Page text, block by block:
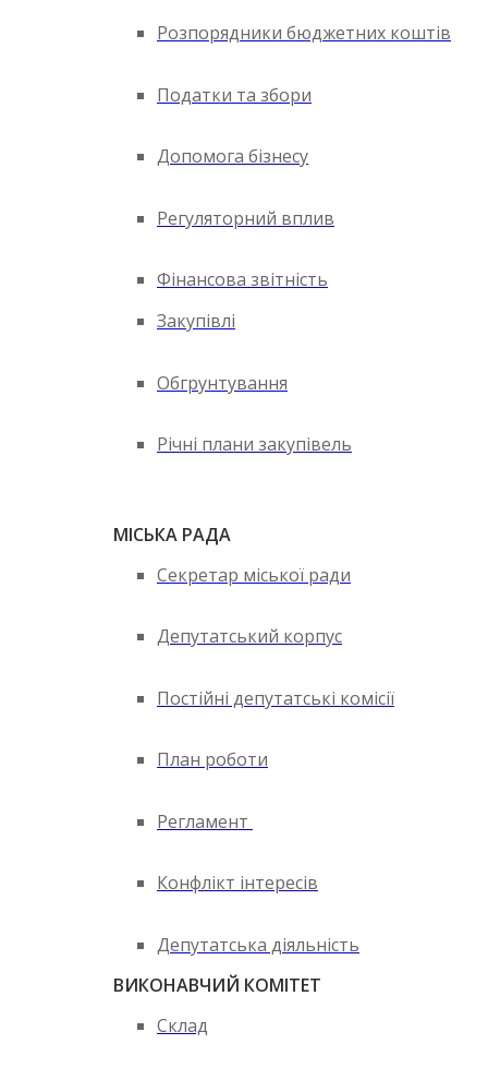
Розпорядники бюджетних коштів
Податки та збори
Допомога бізнесу
Регуляторний вплив
Фінансова звітність
Закупівлі
Обгрунтування
Річні плани закупівель
МІСЬКА РАДА
Секретар міської ради
Депутатський корпус
Постійні депутатські комісії
План роботи
Регламент
Конфлікт інтересів
Депутатська діяльність
ВИКОНАВЧИЙ КОМІТЕТ
Склад